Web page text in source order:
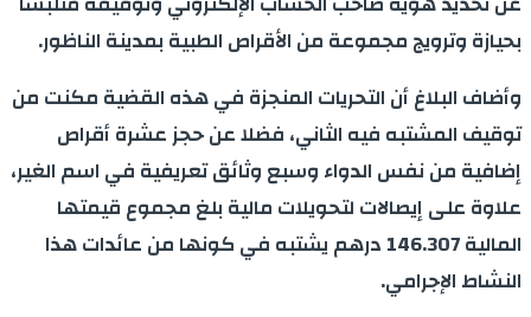
بحيازة وترويج مجموعة من الأقراص الطبية بمدينة الناظور.
وأضاف البلاغ أن التحريات المنجزة في هذه القضية مكنت من
توقيف المشتبه فيه الثاني، فضلا عن حجز عشرة أقراص
إضافية من نفس الدواء وسبع وثائق تعريفية في اسم الغير،
علاوة على إيصالات لتحويلات مالية بلغ مجموع قيمتها
المالية 146.307 درهم يشتبه في كونها من عائدات هذا
النشاط الإجرامي.